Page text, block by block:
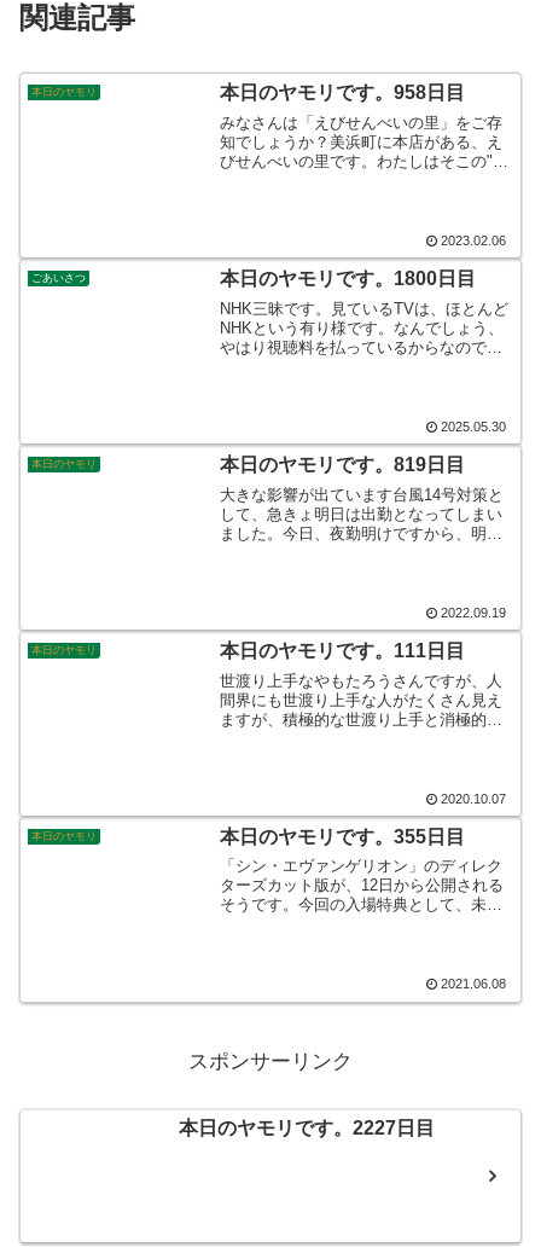
関連記事
本日のヤモリ 本日のヤモリです。958日目
みなさんは「えびせんべいの里」をご存
知でしょうか？美浜町に本店がある、え
びせんべいの里です。わたしはそこの"え
う買えないのです！そんなこんなで、本
日のヤモリです。
2023.02.06
ごあいさつ 本日のヤモリです。1800日目
NHK三昧です。見ているTVは、ほとんど
NHKという有り様です。なんでしょう、
やはり視聴料を払っているからなのでし
2025.05.30
本日のヤモリ 本日のヤモリです。819日目
大きな影響が出ています台風14号対策と
して、急きょ明日は出勤となってしまい
ました。今日、夜勤明けですから、明日
いと思います。そんなこんなで、本日の
ヤモリです。
2022.09.19
本日のヤモリ 本日のヤモリです。111日目
世渡り上手なやもたろうさんですが、人
間界にも世渡り上手な人がたくさん見え
ますが、積極的な世渡り上手と消極的な
手でしょうか？ひとまずその場から…
2020.10.07
本日のヤモリ 本日のヤモリです。355日目
「シン・エヴァンゲリオン」のディレク
ターズカット版が、12日から公開される
そうです。今回の入場特典として、未発
2021.06.08
スポンサーリンク
本日のヤモリです。2227日目